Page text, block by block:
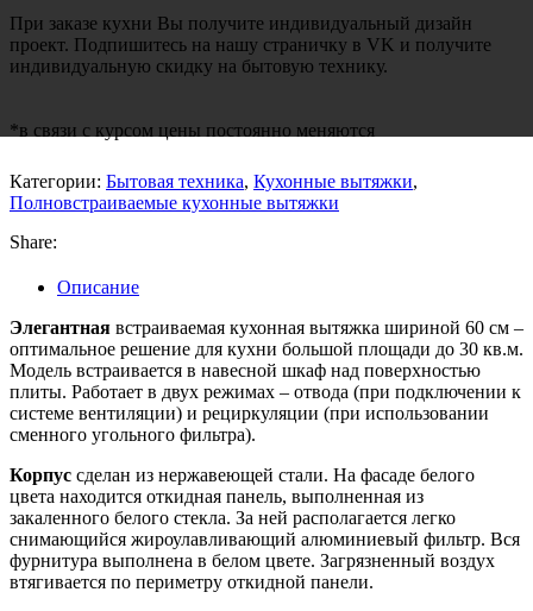
При заказе кухни Вы получите индивидуальный дизайн
проект. Подпишитесь на нашу страничку в VK и получите
индивидуальную скидку на бытовую технику.
*в связи с курсом цены постоянно меняются
Категории: Бытовая техника, Кухонные вытяжки,
Полновстраиваемые кухонные вытяжки
Share:
Описание
Элегантная встраиваемая кухонная вытяжка шириной 60 см –
оптимальное решение для кухни большой площади до 30 кв.м.
Модель встраивается в навесной шкаф над поверхностью
плиты. Работает в двух режимах – отвода (при подключении к
системе вентиляции) и рециркуляции (при использовании
сменного угольного фильтра).
Корпус сделан из нержавеющей стали. На фасаде белого
цвета находится откидная панель, выполненная из
закаленного белого стекла. За ней располагается легко
снимающийся жироулавливающий алюминиевый фильтр. Вся
фурнитура выполнена в белом цвете. Загрязненный воздух
втягивается по периметру откидной панели.